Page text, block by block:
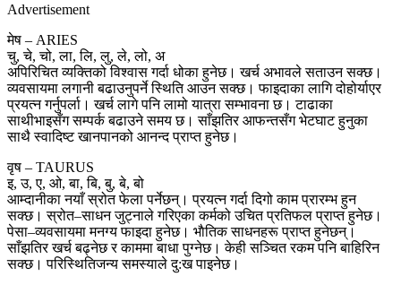
Advertisement
मेष – ARIES
चु, चे, चो, ला, लि, लु, ले, लो, अ
अपिरिचित व्यक्तिको विश्वास गर्दा धोका हुनेछ। खर्च अभावले सताउन सक्छ।
व्यवसायमा लगानी बढाउनुपर्ने स्थिति आउन सक्छ। फाइदाका लागि दोहोर्याएर
प्रयत्न गर्नुपर्ला। खर्च लागे पनि लामो यात्रा सम्भावना छ। टाढाका
साथीभाइसँग सम्पर्क बढाउने समय छ। साँझतिर आफन्तसँग भेटघाट हुनुका
साथै स्वादिष्ट खानपानको आनन्द प्राप्त हुनेछ।
वृष – TAURUS
इ, उ, ए, ओ, बा, बि, बु, बे, बो
आम्दानीका नयाँ स्रोत फेला पर्नेछन्। प्रयत्न गर्दा दिगो काम प्रारम्भ हुन
सक्छ। स्रोत–साधन जुट्नाले गरिएका कर्मको उचित प्रतिफल प्राप्त हुनेछ।
पेसा–व्यवसायमा मनग्य फाइदा हुनेछ। भाैतिक साधनहरू प्राप्त हुनेछन्।
साँझतिर खर्च बढ्नेछ र काममा बाधा पुग्नेछ। केही सञ्चित रकम पनि बाहिरिन
सक्छ। परिस्थितिजन्य समस्याले दु:ख पाइनेछ।